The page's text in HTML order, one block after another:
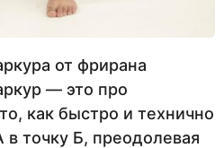
от фрирана
— это про
как быстро и технично
в точку Б, преодолевая